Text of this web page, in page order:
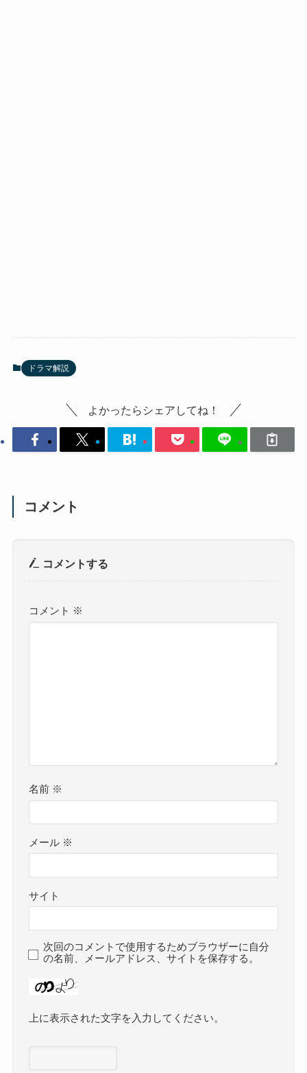
ドラマ解説
よかったらシェアしてね！
コメント
コメントする
コメント ※
名前 ※
メール ※
サイト
次回のコメントで使用するためブラウザーに自分
の名前、メールアドレス、サイトを保存する。
上に表示された文字を入力してください。